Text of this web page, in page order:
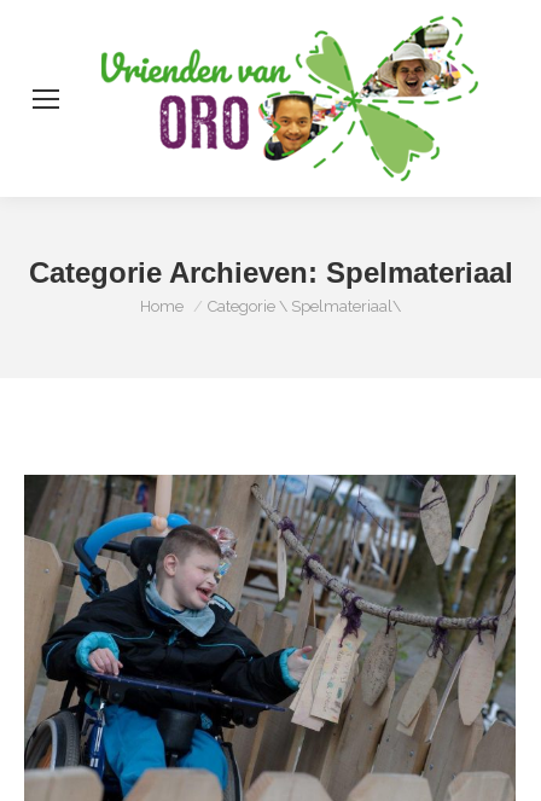
Categorie Archieven: Spelmateriaal
Je bent hier:
Home Categorie \ Spelmateriaal\